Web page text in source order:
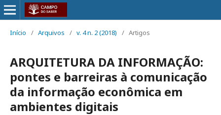
Início / Arquivos / v. 4 n. 2 (2018) / Artigos
ARQUITETURA DA INFORMAÇÃO:
pontes e barreiras à comunicação
da informação econômica em
ambientes digitais